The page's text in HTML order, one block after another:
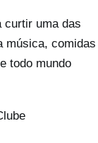
curtir uma das
música, comidas
todo mundo